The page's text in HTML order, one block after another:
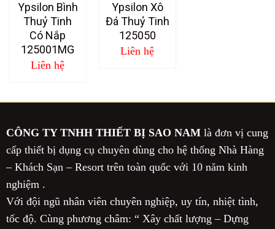
Ypsilon Bình
Thuỷ Tinh
Có Nắp
125001MG
Liên hệ
Ypsilon Xô
Đá Thuỷ Tinh
125050
Liên hệ
CÔNG TY TNHH THIẾT BỊ SAO NAMlà đơn vị cung
cấp thiết bị dụng cụ chuyên dùng cho hệ thống Nhà Hàng
– Khách Sạn – Resort trên toàn quốc với 10 năm kinh
nghiệm .
Với đội ngũ nhân viên chuyên nghiệp, uy tín, nhiệt tình,
tốc độ. Cùng phương châm: “ Xây chất lượng – Dựng